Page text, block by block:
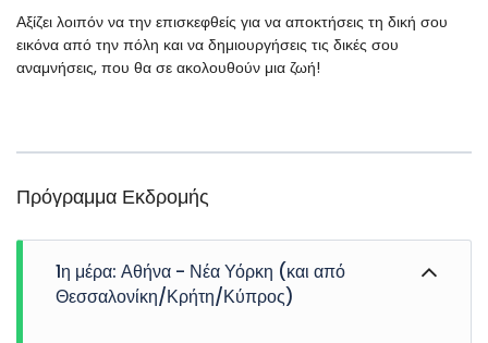
Αξίζει λοιπόν να την επισκεφθείς για να αποκτήσεις τη δική σου
εικόνα από την πόλη και να δημιουργήσεις τις δικές σου
αναμνήσεις, που θα σε ακολουθούν μια ζωή!
Πρόγραμμα Εκδρομής
1η μέρα: Αθήνα - Νέα Υόρκη (και από
Θεσσαλονίκη/Κρήτη/Κύπρος)